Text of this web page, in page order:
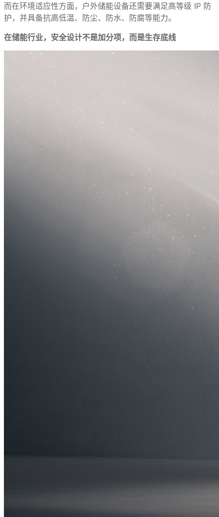
而在环境适应性方面，户外储能设备还需要满足高等级 IP 防
护，并具备抗高低温、防尘、防水、防腐等能力。
在储能行业，安全设计不是加分项，而是生存底线